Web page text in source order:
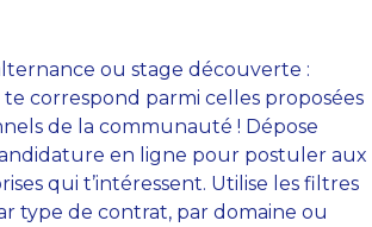
ou stage découverte :
correspond parmi celles proposées
de la communauté ! Dépose
en ligne pour postuler aux
qui t’intéressent. Utilise les filtres
type de contrat, par domaine ou